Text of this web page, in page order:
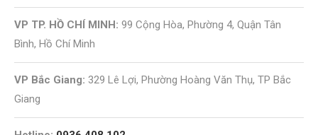
VP TP. HỒ CHÍ MINH: 99 Cộng Hòa, Phường 4, Quận Tân
Bình, Hồ Chí Minh
VP Bắc Giang: 329 Lê Lợi, Phường Hoàng Văn Thụ, TP Bắc
Giang